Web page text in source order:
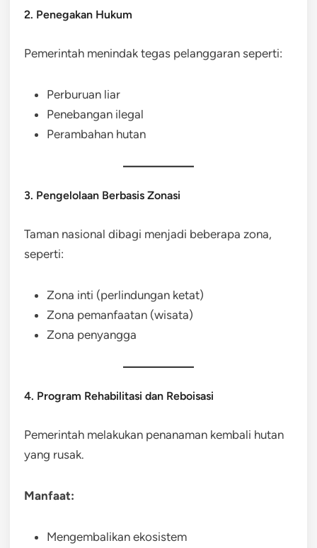
2. Penegakan Hukum
Pemerintah menindak tegas pelanggaran seperti:
Perburuan liar
Penebangan ilegal
Perambahan hutan
3. Pengelolaan Berbasis Zonasi
Taman nasional dibagi menjadi beberapa zona,
seperti:
Zona inti (perlindungan ketat)
Zona pemanfaatan (wisata)
Zona penyangga
4. Program Rehabilitasi dan Reboisasi
Pemerintah melakukan penanaman kembali hutan
yang rusak.
Manfaat:
Mengembalikan ekosistem